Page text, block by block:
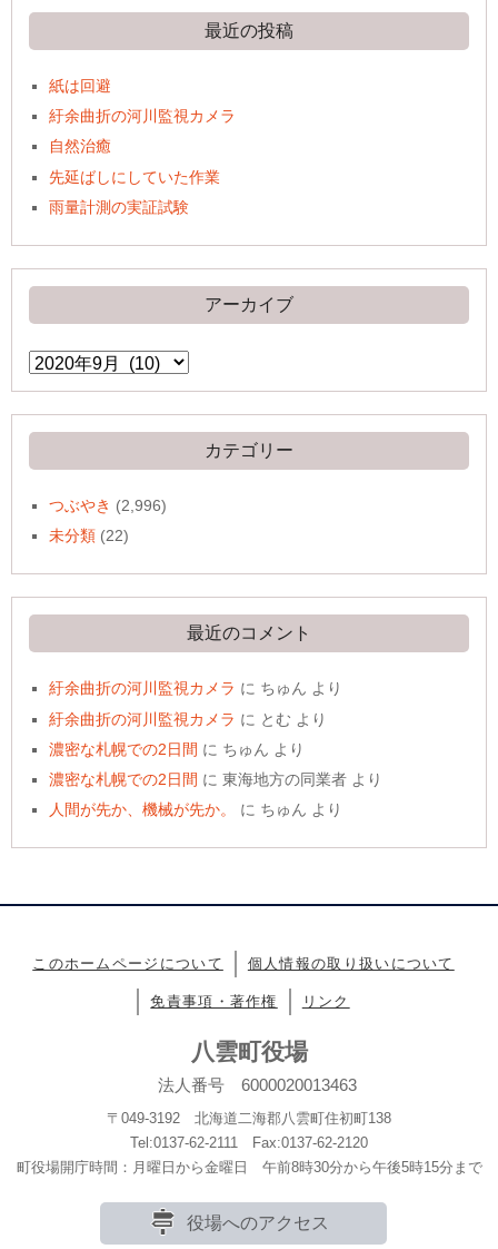
最近の投稿
紙は回避
紆余曲折の河川監視カメラ
自然治癒
先延ばしにしていた作業
雨量計測の実証試験
アーカイブ
ア
ー
イ
ブ
カテゴリー
つぶやき (2,996)
未分類 (22)
最近のコメント
紆余曲折の河川監視カメラ に ちゅん より
紆余曲折の河川監視カメラ に とむ より
濃密な札幌での2日間 に ちゅん より
濃密な札幌での2日間 に東海地方の同業者 より
人間が先か、機械が先か。
に ちゅん より
このホームページについて 個人情報の取り扱いについて
免責事項・著作権 リンク
八雲町役場
法人番号 6000020013463
〒049-3192 北海道二海郡八雲町住初町138
Tel:0137-62-2111 Fax:0137-62-2120
町役場開庁時間：月曜日から金曜日 午前8時30分から午後5時15分まで
役場へのアクセス